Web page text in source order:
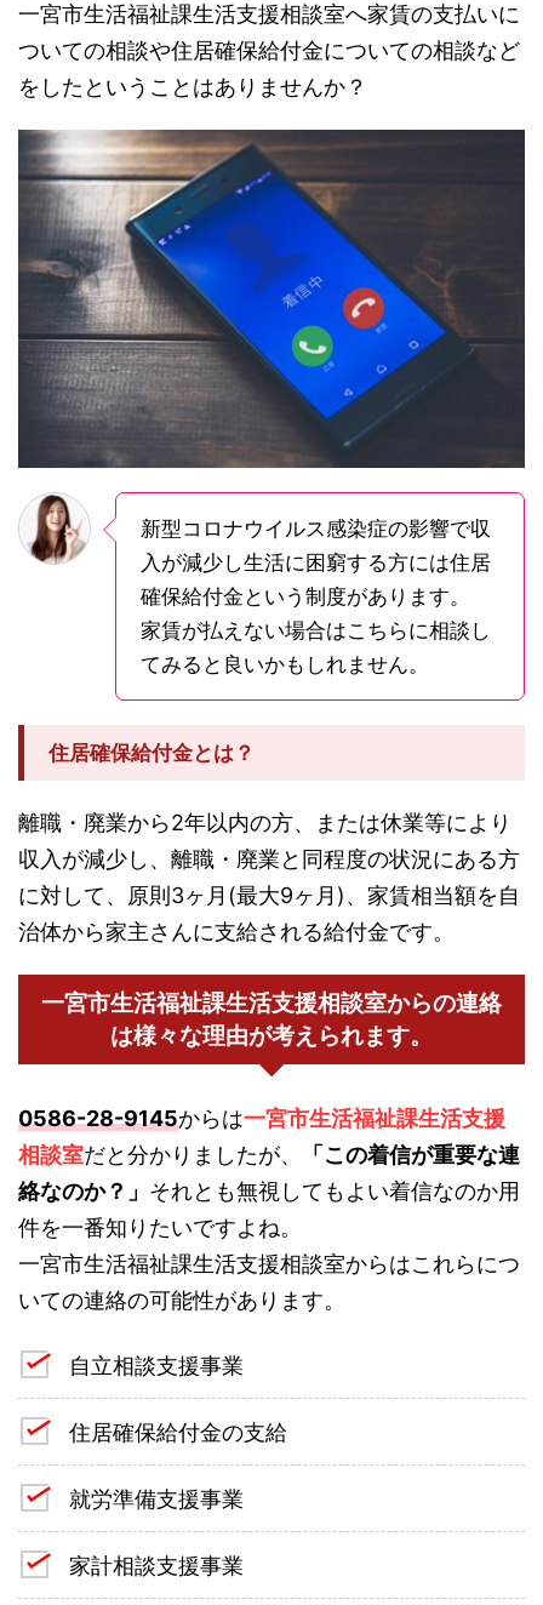
一宮市生活福祉課生活支援相談室へ家賃の支払いに
ついての相談や住居確保給付金についての相談など
をしたということはありませんか？
新型コロナウイルス感染症の影響で収
入が減少し生活に困窮する方には住居
確保給付金という制度があります。
家賃が払えない場合はこちらに相談し
てみると良いかもしれません。
住居確保給付金とは？
離職・廃業から2年以内の方、または休業等により
収入が減少し、離職・廃業と同程度の状況にある方
に対して、原則3ヶ月(最大9ヶ月)、家賃相当額を自
治体から家主さんに支給される給付金です。
一宮市生活福祉課生活支援相談室からの連絡
は様々な理由が考えられます。
0586-28-9145からは一宮市生活福祉課生活支援
相談室だと分かりましたが、
「この着信が重要な連
絡なのか？」 それとも無視してもよい着信なのか用
件を一番知りたいですよね。
一宮市生活福祉課生活支援相談室からはこれらにつ
いての連絡の可能性があります。
自立相談支援事業
住居確保給付金の支給
就労準備支援事業
家計相談支援事業